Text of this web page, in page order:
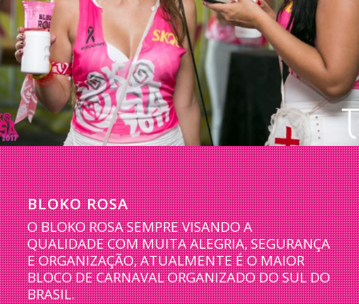
BLOKO ROSA
O BLOKO ROSA SEMPRE VISANDO A
QUALIDADE COM MUITA ALEGRIA, SEGURANÇA
E ORGANIZAÇÃO, ATUALMENTE É O MAIOR
BLOCO DE CARNAVAL ORGANIZADO DO SUL DO
BRASIL.